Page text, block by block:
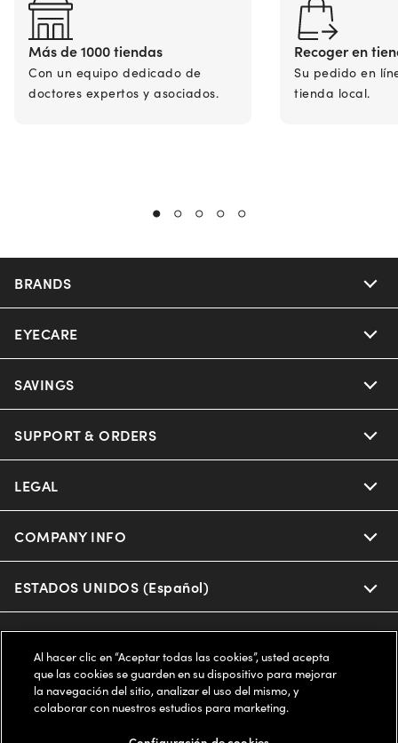
Más de 1000 tiendas
Con un equipo dedicado de
doctores expertos y asociados.
Recoger en
Su pedido en
tienda local.
BRANDS
Nuance Audio
Ray-Ban
Miu Miu
Prada
Michael Kors
Coach
EYECARE
Our Eyeglasses
Our Sunglasses
Eyewear Trends
Our Lenses
Schedule an Eye Exam
SAVINGS
Offers & Discount
Insurance
AARP Members
SUPPORT & ORDERS
Help Center
Online Order Status
Frame Advisor
Style Guide
LEGAL
Privacy Policy
Terms of Use
Notice of Financial Incentive
Independent Doctor's Notice
COMPANY INFO
About us
Accessibility
Our Flagship Stores
ESTADOS UNIDOS (Español)
Buy now, pay later with Klarna*, Affirm or Cash App Afterpay.
Learn More
Al hacer clic en “Aceptar todas las cookies”, usted acepta
que las cookies se guarden en su dispositivo para mejorar
la navegación del sitio, analizar el uso del mismo, y
colaborar con nuestros estudios para marketing.